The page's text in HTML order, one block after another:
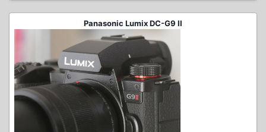
Panasonic Lumix DC-G9 II